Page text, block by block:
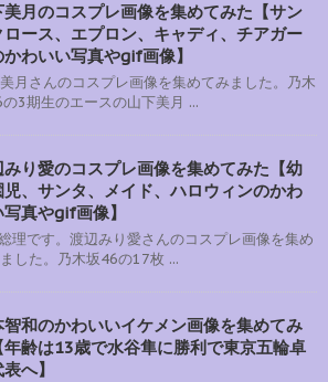
美月のコスプレ画像を集めてみた【サン
ロース、エプロン、キャディ、チアガー
わいい写真やgif画像】
月さんのコスプレ画像を集めてみました。乃木
3期生のエースの山下美月 ...
みり愛のコスプレ画像を集めてみた【幼
児、サンタ、メイド、ハロウィンのかわ
写真やgif画像】
理です。渡辺みり愛さんのコスプレ画像を集め
した。乃木坂46の17枚 ...
智和のかわいいイケメン画像を集めてみ
年齢は13歳で水谷隼に勝利で東京五輪卓
へ】